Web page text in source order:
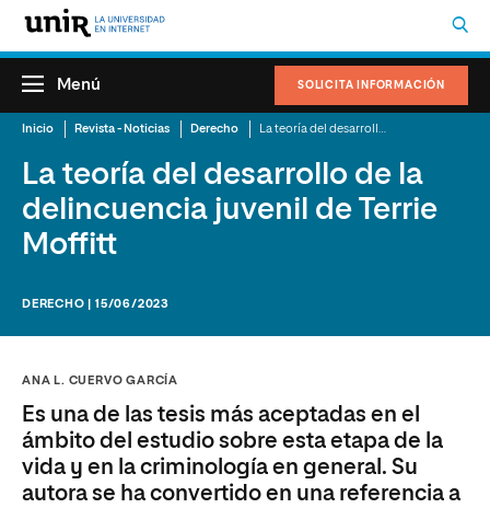
SOLICITA INFORMACIÓN
Menú
Inicio Revista - Noticias Derecho
La teoría del desarrollo de la
delincuencia juvenil de Terrie
Moffitt
DERECHO | 15/06/2023
ANA L. CUERVO GARCÍA
Es una de las tesis más aceptadas en el
ámbito del estudio sobre esta etapa de la
vida y en la criminología en general. Su
autora se ha convertido en una referencia a